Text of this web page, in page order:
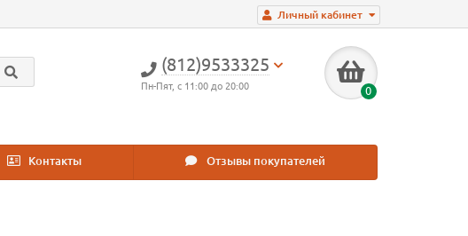
Личный кабинет
(812)9533325
Пн-Пят, с 11:00 до 20:00 0
Контакты Отзывы покупателей